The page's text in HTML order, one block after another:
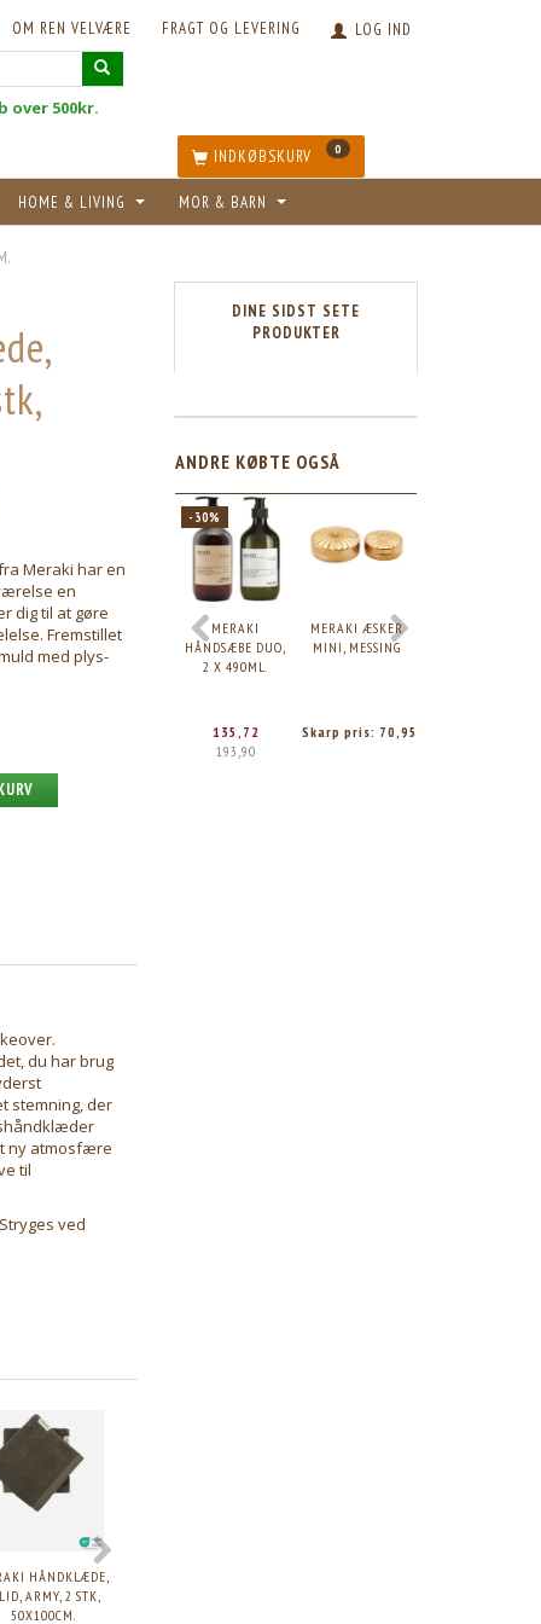
LOG IND
FRAGT OG LEVERING
OM REN VELVÆRE
over 500kr.
INDKØBSKURV 0
HOME & LIVING MOR & BARN
Meraki har en
en
dig til at gøre
Fremstillet
med plys-
du har brug
stemning, der
ny atmosfære
til
ved
HÅNDKLÆDE,
ARMY, 2 STK,
50X100CM.
DINE SIDST SETE
PRODUKTER
ANDRE KØBTE OGSÅ
-30%
MERAKI
HÅNDSÆBE DUO,
2 X 490ML.
135,72
193,90
MERAKI ÆSKER
MINI, MESSING
Skarp pris: 70,95